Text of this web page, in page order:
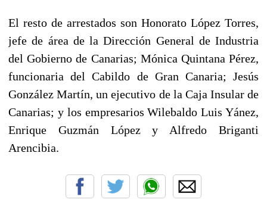
El resto de arrestados son Honorato López Torres,
jefe de área de la Dirección General de Industria
del Gobierno de Canarias; Mónica Quintana Pérez,
funcionaria del Cabildo de Gran Canaria; Jesús
González Martín, un ejecutivo de la Caja Insular de
Canarias; y los empresarios Wilebaldo Luis Yánez,
Enrique Guzmán López y Alfredo Briganti
Arencibia.